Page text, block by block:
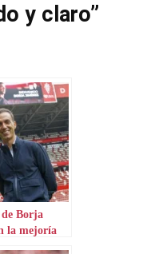
y claro”
de Borja
la mejoría